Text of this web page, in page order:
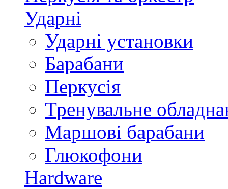
Ударні
Ударні установки
Барабани
Перкусія
Тренувальне
Маршові барабани
Глюкофони
Hardware